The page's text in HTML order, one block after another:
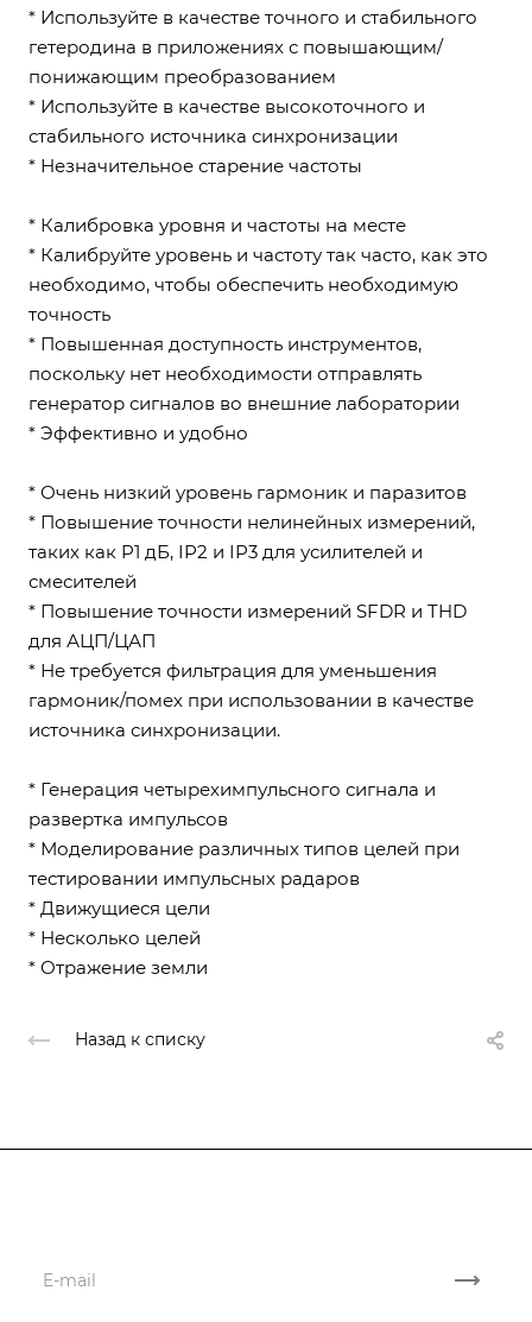
* Используйте в качестве точного и стабильного
гетеродина в приложениях с повышающим/
понижающим преобразованием
* Используйте в качестве высокоточного и
стабильного источника синхронизации
* Незначительное старение частоты
* Калибровка уровня и частоты на месте
* Калибруйте уровень и частоту так часто, как это
необходимо, чтобы обеспечить необходимую
точность
* Повышенная доступность инструментов,
поскольку нет необходимости отправлять
генератор сигналов во внешние лаборатории
* Эффективно и удобно
* Очень низкий уровень гармоник и паразитов
* Повышение точности нелинейных измерений,
таких как P1 дБ, IP2 и IP3 для усилителей и
смесителей
* Повышение точности измерений SFDR и THD
для АЦП/ЦАП
* Не требуется фильтрация для уменьшения
гармоник/помех при использовании в качестве
источника синхронизации.
* Генерация четырехимпульсного сигнала и
развертка импульсов
* Моделирование различных типов целей при
тестировании импульсных радаров
* Движущиеся цели
* Несколько целей
* Отражение земли
Назад к списку